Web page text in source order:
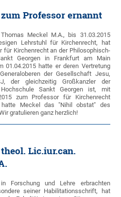
Professor ernannt
Meckel M.A., bis 31.03.2015
Lehrstuhl für Kirchenrecht, hat
für Kirchenrecht an der Philosophisch-
Georgen in Frankfurt am Main
01.04.2015 hatte er deren Vertretung
der Gesellschaft Jesu,
der gleichzeitig Großkanzler der
Hochschule Sankt Georgen ist, mit
zum Professor für Kirchenrecht
hatte Meckel das "Nihil obstat" des
gratulieren ganz herzlich!
Lic.iur.can.
Forschung und Lehre erbrachten
seiner Habilitationsschrift, hat